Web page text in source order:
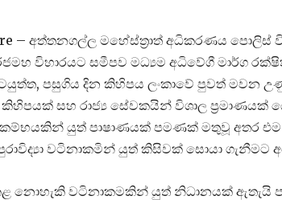
– අත්තනගල්ල මහේස්ත්‍රාත් අධිකරණය
විහාරයට සමීපව මධ්‍යම අධිවේගී මාර්ග
පසුගිය දින කිහිපය ලංකාවේ පුවත් මවන
සහ රාජ්‍ය සේවකයින් විශාල
යුත් පාෂාණයක් පමණක් මතුවූ අතර
වටිනාකමින් යුත් කිසිවක් සොයා
නොහැකි වටිනාකමකින් යුත් නිධානයක් ඇතැයි